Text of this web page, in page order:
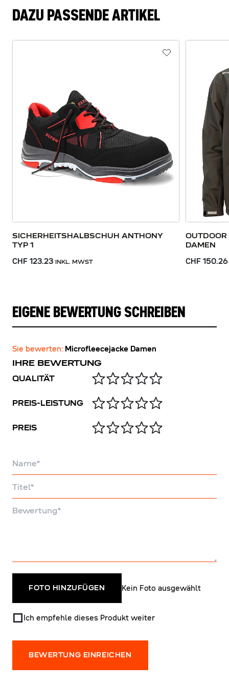
DAZU PASSENDE ARTIKEL
SICHERHEITSHALBSCHUH ANTHONY
TYP 1
CHF 123.23 INKL. MWST
DAMEN
CHF 150.26
EIGENE BEWERTUNG SCHREIBEN
Sie bewerten: Microfleecejacke Damen
IHRE BEWERTUNG
QUALITÄT
PREIS-LEISTUNG
PREIS
FOTO HINZUFÜGEN Kein Foto ausgewählt
Ich empfehle dieses Produkt weiter
BEWERTUNG EINREICHEN